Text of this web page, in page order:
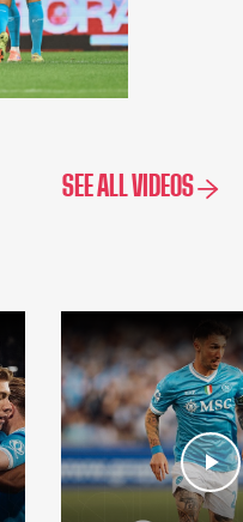
SEE ALL VIDEOS